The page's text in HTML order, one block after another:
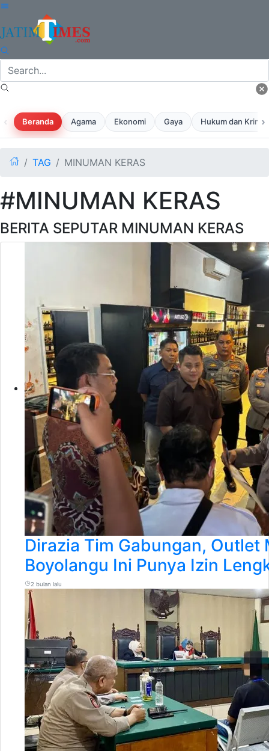
‹ Beranda Agama Ekonomi Gaya Hukum dan ›
TAG MINUMAN KERAS
#MINUMAN KERAS
BERITA SEPUTAR MINUMAN KERAS
Dirazia Tim Gabungan, Outlet
Boyolangu Ini Punya Izin
2 bulan lalu